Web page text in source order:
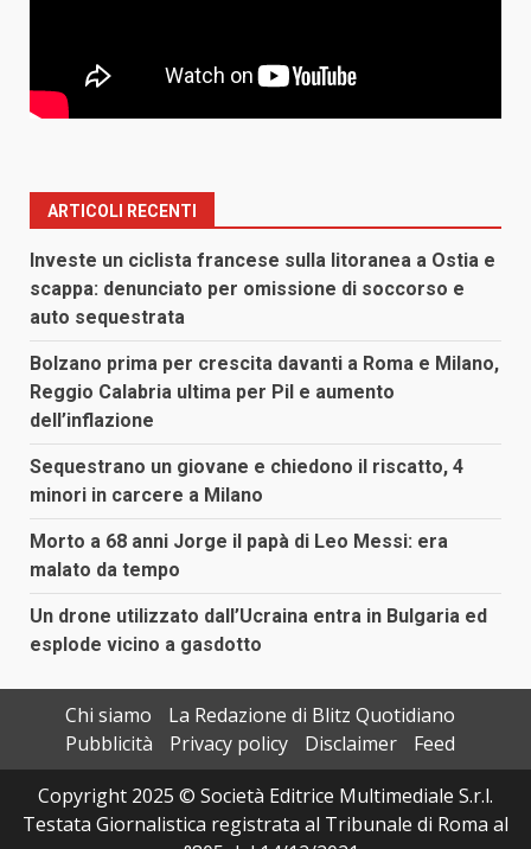
ARTICOLI RECENTI
Investe un ciclista francese sulla litoranea a Ostia e
scappa: denunciato per omissione di soccorso e
auto sequestrata
Bolzano prima per crescita davanti a Roma e Milano,
Reggio Calabria ultima per Pil e aumento
dell’inflazione
Sequestrano un giovane e chiedono il riscatto, 4
minori in carcere a Milano
Morto a 68 anni Jorge il papà di Leo Messi: era
malato da tempo
Un drone utilizzato dall’Ucraina entra in Bulgaria ed
esplode vicino a gasdotto
Chi siamo
La Redazione di Blitz Quotidiano
Pubblicità
Privacy policy Disclaimer
Feed
Copyright 2025 © Società Editrice Multimediale S.r.l.
Testata Giornalistica registrata al Tribunale di Roma al